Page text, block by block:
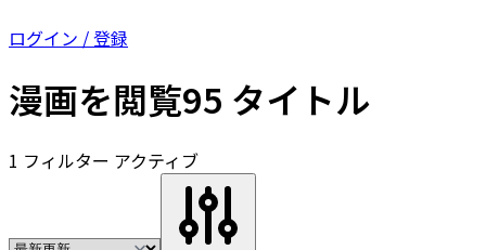
ログイン / 登録
漫画を閲覧95 タイトル
1 フィルター アクティブ